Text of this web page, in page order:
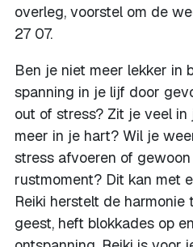
overleg, voorstel om de
27 07.
Ben je niet meer lekker in
spanning in je lijf door
out of stress? Zit je veel
meer in je hart? Wil je
stress afvoeren of
rustmoment? Dit kan met
Reiki herstelt de harmonie
geest, heft blokkades op